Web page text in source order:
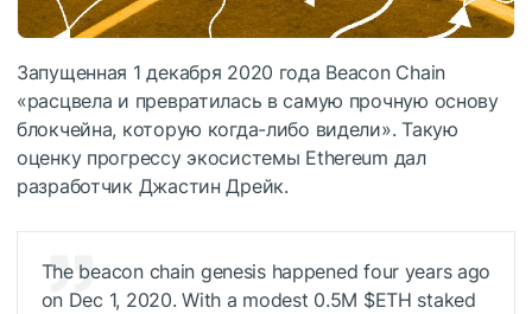
Запущенная 1 декабря 2020 года Beacon Chain
«расцвела и превратилась в самую прочную основу
блокчейна, которую когда-либо видели». Такую
оценку прогрессу экосистемы Ethereum дал
разработчик Джастин Дрейк.
The beacon chain genesis happened four years ago
on Dec 1, 2020. With a modest 0.5M $ETH staked